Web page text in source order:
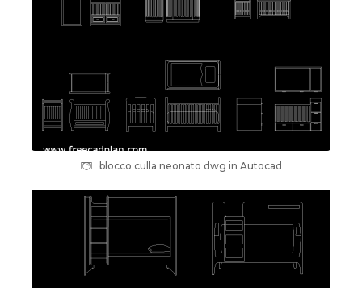
blocco culla neonato dwg in Autocad